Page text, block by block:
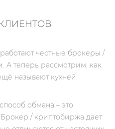
честные брокеры /
А теперь рассмотрим, как
называют кухней.
обмана – это
/ криптобиржа дает